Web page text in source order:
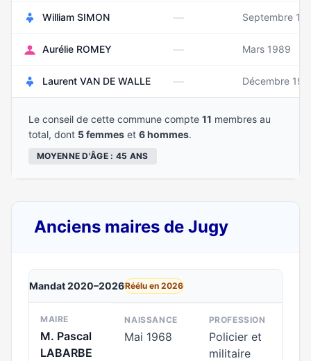
William SIMON — Septembre
Aurélie ROMEY — Mars 1989
Laurent VAN DE WALLE — Décembre
Le conseil de cette commune compte 11 membres au
total, dont 5 femmes et 6 hommes.
MOYENNE D'ÂGE : 45 ANS
Anciens maires de Jugy
Mandat 2020–2026Réélu en 2026
MAIRE
M. Pascal
LABARBE
NAISSANCE
Mai 1968
PROFESSION
Policier et
militaire